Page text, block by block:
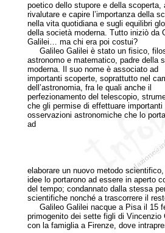
poetico dello stupore e della scoperta,
rivalutare e capire l’importanza della
nella vita quotidiana e sugli equilibri
della società moderna. Tutto iniziò da
Galilei… ma chi era poi costui?
Galileo Galilei è stato un fisico,
astronomo e matematico, padre della
moderna. Il suo nome è associato ad
importanti scoperte, soprattutto nel
dell’astronomia, fra le quali anche il
perfezionamento del telescopio,
che gli permise di effettuare importanti
osservazioni astronomiche che lo
ad
elaborare un nuovo metodo
idee lo portarono ad essere in aperto
del tempo; condannato dalla stessa
scientifiche nonché a trascorrere il
Galileo Galilei nacque a Pisa il 15
primogenito dei sette figli di
con la famiglia a Firenze, dove